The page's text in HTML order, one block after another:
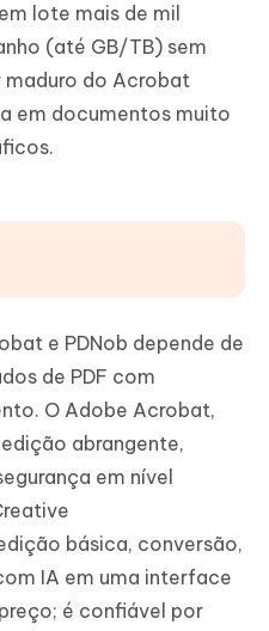
lote mais de mil
(até GB/TB) sem
maduro do Acrobat
em documentos muito
e PDNob depende de
de PDF com
O Adobe Acrobat,
abrangente,
em nível
básica, conversão,
IA em uma interface
é confiável por